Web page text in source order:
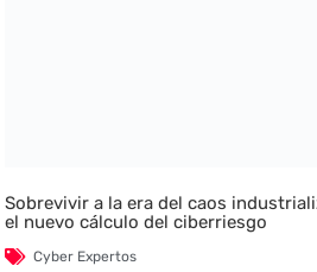
Sobrevivir a la era del caos
el nuevo cálculo del ciberriesgo
Cyber Expertos